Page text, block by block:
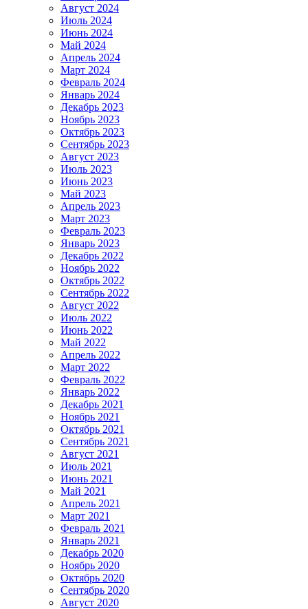
Август 2024
Июль 2024
Июнь 2024
Май 2024
Апрель 2024
Март 2024
Февраль 2024
Январь 2024
Декабрь 2023
Ноябрь 2023
Октябрь 2023
Сентябрь 2023
Август 2023
Июль 2023
Июнь 2023
Май 2023
Апрель 2023
Март 2023
Февраль 2023
Январь 2023
Декабрь 2022
Ноябрь 2022
Октябрь 2022
Сентябрь 2022
Август 2022
Июль 2022
Июнь 2022
Май 2022
Апрель 2022
Март 2022
Февраль 2022
Январь 2022
Декабрь 2021
Ноябрь 2021
Октябрь 2021
Сентябрь 2021
Август 2021
Июль 2021
Июнь 2021
Май 2021
Апрель 2021
Март 2021
Февраль 2021
Январь 2021
Декабрь 2020
Ноябрь 2020
Октябрь 2020
Сентябрь 2020
Август 2020